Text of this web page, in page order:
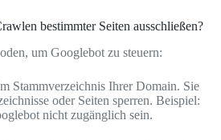
bestimmter Seiten ausschließen?
um Googlebot zu steuern:
Stammverzeichnis Ihrer Domain. Sie
oder Seiten sperren. Beispiel:
nicht zugänglich sein.